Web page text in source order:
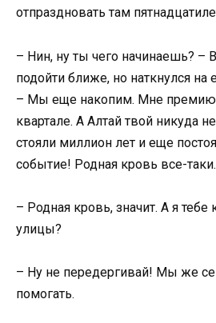
отпраздновать там
– Нин, ну ты чего начинаешь? –
подойти ближе, но наткнулся на
– Мы еще накопим. Мне премию
квартале. А Алтай твой никуда
стояли миллион лет и еще
событие! Родная кровь все-таки.
– Родная кровь, значит. А я тебе
улицы?
– Ну не передергивай! Мы же
помогать.